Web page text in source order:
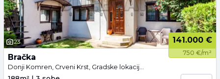
23 141.000 €
750 €/m²
Bračka
Donji Komren, Crveni Krst, Gradske lokacije, Niš